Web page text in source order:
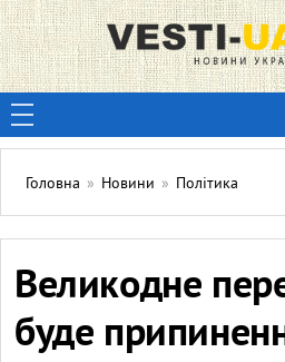
Головна » Новини » Політика
Великодне
буде